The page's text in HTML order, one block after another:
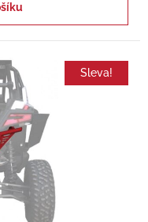
Sleva!